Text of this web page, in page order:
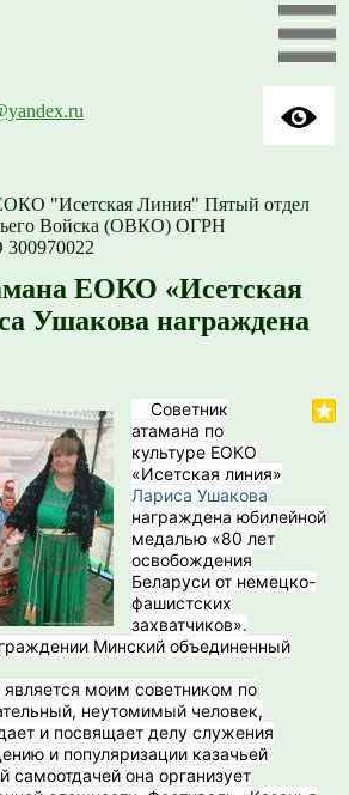
"Исетская Линия" Пятый отдел
Войска (ОВКО) ОГРН
ЕОКО «Исетская
Ушакова награждена
Советник
атамана по
культуре ЕОКО
«Исетская линия»
Лариса Ушакова
награждена юбилейной
медалью «80 лет
освобождения
Беларуси от немецко-
фашистских
захватчиков».
Минский объединенный
моим советником по
неутомимый человек,
и посвящает делу служения
и популяризации казачьей
самоотдачей она организует